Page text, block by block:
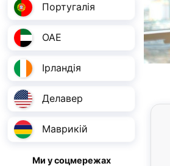
Португалія
ОАЕ
Ірландія
Делавер
Маврикій
Ми у соцмережах